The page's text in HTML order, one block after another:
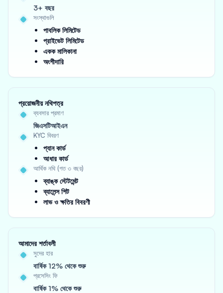
3+ বছর
সংস্থাগুলি
পাবলিক লিমিটেড
প্রাইভেট লিমিটেড
একক মালিকানা
অংশীদারি
প্রয়োজনীয় নথিপত্র
ব্যবসার প্রমাণ
জিএসটিআইএন
KYC বিবরণ
প্যান কার্ড
আধার কার্ড
আর্থিক নথি (গত ৩ বছর)
ব্যাঙ্ক স্টেটমেন্ট
ব্যালেন্স শিট
লাভ ও ক্ষতির বিবরণী
আমাদের শর্তাবলী
সুদের হার
বার্ষিক 12% থেকে শুরু
প্রসেসিং ফি
বার্ষিক 1% থেকে শুরু